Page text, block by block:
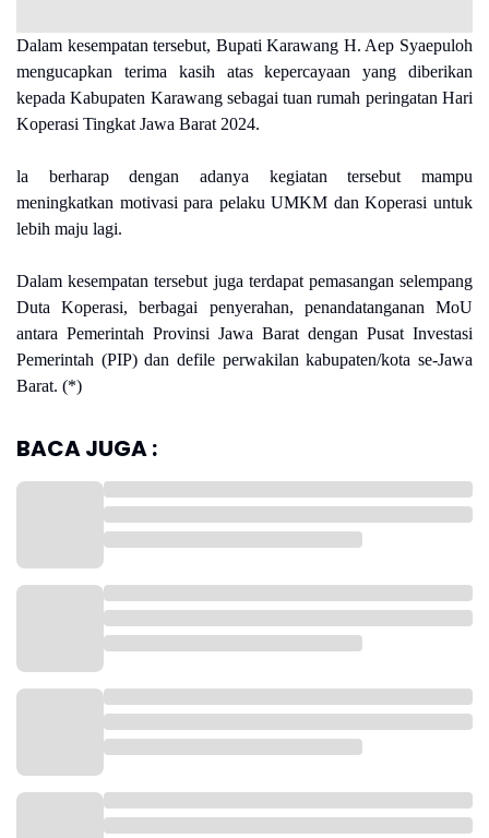
Dalam kesempatan tersebut, Bupati Karawang H. Aep Syaepuloh
mengucapkan terima kasih atas kepercayaan yang diberikan
kepada Kabupaten Karawang sebagai tuan rumah peringatan Hari
Koperasi Tingkat Jawa Barat 2024.
la berharap dengan adanya kegiatan tersebut mampu
meningkatkan motivasi para pelaku UMKM dan Koperasi untuk
lebih maju lagi.
Dalam kesempatan tersebut juga terdapat pemasangan selempang
Duta Koperasi, berbagai penyerahan, penandatanganan MoU
antara Pemerintah Provinsi Jawa Barat dengan Pusat Investasi
Pemerintah (PIP) dan defile perwakilan kabupaten/kota se-Jawa
Barat. (*)
BACA JUGA :